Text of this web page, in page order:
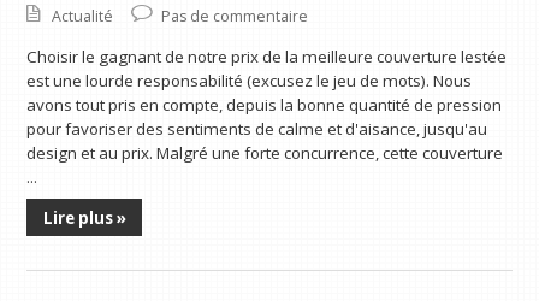
Actualité Pas de commentaire
Choisir le gagnant de notre prix de la meilleure couverture lestée
est une lourde responsabilité (excusez le jeu de mots). Nous
avons tout pris en compte, depuis la bonne quantité de pression
pour favoriser des sentiments de calme et d'aisance, jusqu'au
design et au prix. Malgré une forte concurrence, cette couverture
...
Lire plus »